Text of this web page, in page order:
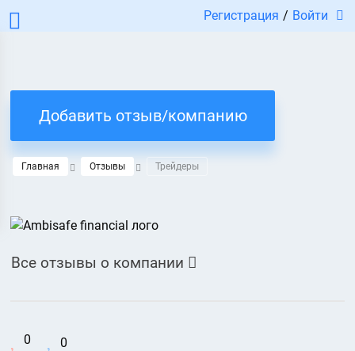
Регистрация / Войти
Добавить отзыв/компанию
Главная Отзывы Трейдеры
Все отзывы о компании 
0 0